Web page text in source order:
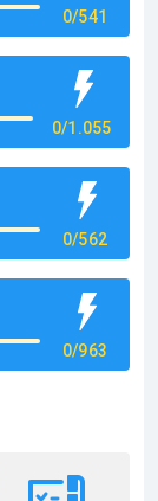
0/541
0/1.055
0/562
0/963